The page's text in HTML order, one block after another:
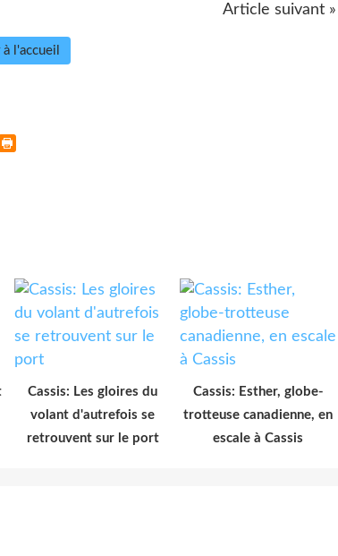
Article suivant »
à l'accueil
Cassis: Les gloires du
volant d'autrefois se
retrouvent sur le port
Cassis: Esther, globe-
trotteuse canadienne, en
escale à Cassis